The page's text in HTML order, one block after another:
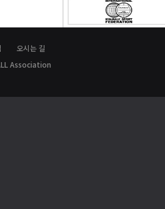
오시는 길
Association